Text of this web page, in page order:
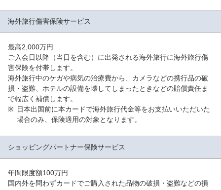
海外旅行傷害保険サービス
最高2,000万円
ご入会日以降（当日を含む）に出発される海外旅行に海外旅行傷
害保険を付帯します。
海外旅行中のケガや病気の治療費から、カメラなどの携行品の破
損・盗難、ホテルの設備を壊してしまったときなどの賠償責任ま
で幅広く補償します。
日本出国前に本カードで海外旅行代金等をお支払いいただいた
場合のみ、保険適用の対象となります。
ショッピングパートナー保険サービス
年間限度額100万円
国内外を問わずカードでご購入された品物の破損・盗難などの損